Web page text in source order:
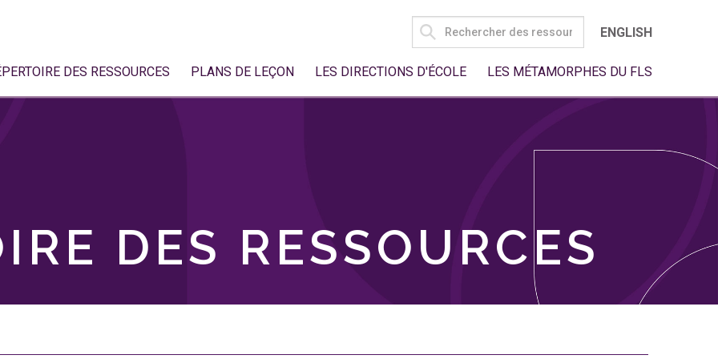
SEARCH
FOR:
ENGLISH
DES RESSOURCES PLANS DE LEÇON LES DIRECTIONS D'ÉCOLE LES MÉTAMORPHES DU FLS
DES RESSOURCES